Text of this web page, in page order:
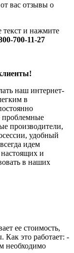
вас отзывы о
и нажмите
700-11-27
наш интернет-
в
проблемные
производители,
удобный
идем
и
в наших
ее стоимость,
это работает: -
необходимо